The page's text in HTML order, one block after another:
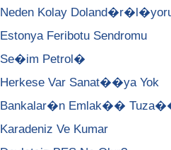
Neden Kolay
Estonya Feribotu Sendromu
Se�im Petrol�
Herkese Var Sanat��ya Yok
Bankalar�n Emlak��
Karadeniz Ve Kumar